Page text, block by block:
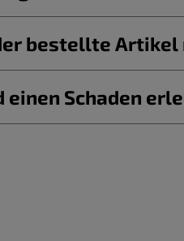
bestellte Artikel
einen Schaden